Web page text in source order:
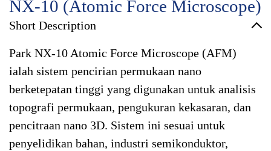
NX-10 (Atomic Force Microscope)
Short Description
Park NX-10 Atomic Force Microscope (AFM)
ialah sistem pencirian permukaan nano
berketepatan tinggi yang digunakan untuk analisis
topografi permukaan, pengukuran kekasaran, dan
pencitraan nano 3D. Sistem ini sesuai untuk
penyelidikan bahan, industri semikonduktor,